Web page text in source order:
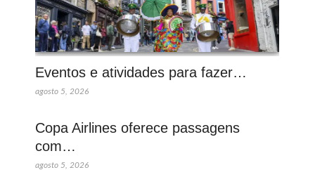
Eventos e atividades para fazer…
agosto 5, 2026
Copa Airlines oferece passagens
com…
agosto 5, 2026